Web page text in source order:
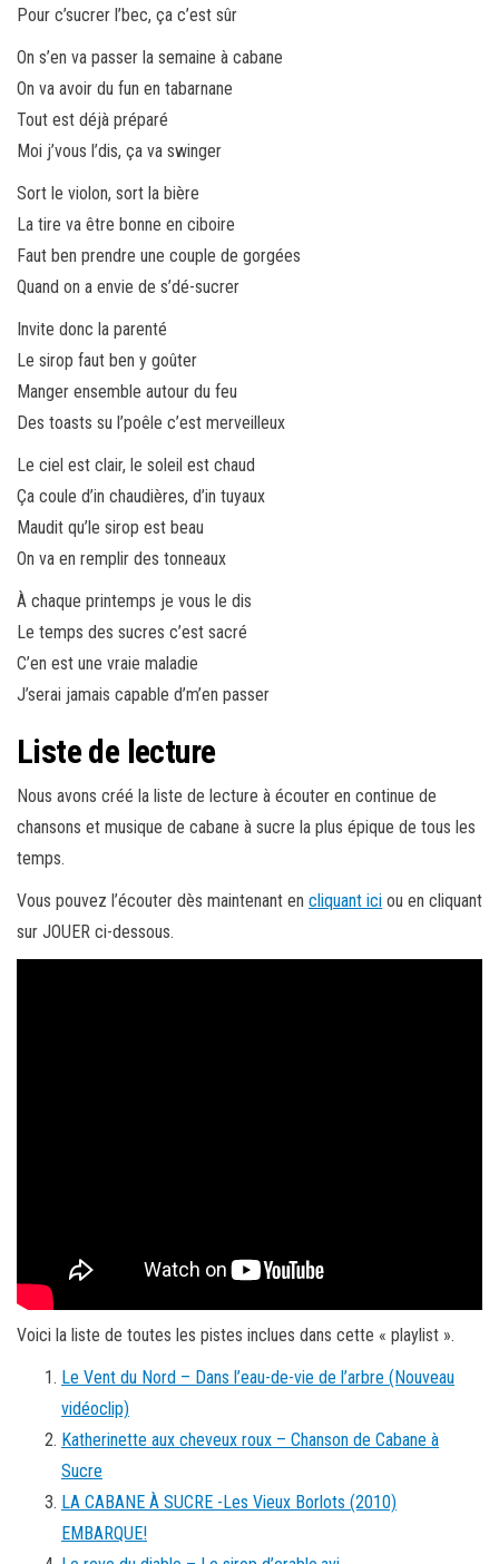
Pour c’sucrer l’bec, ça c’est sûr
On s’en va passer la semaine à cabane
On va avoir du fun en tabarnane
Tout est déjà préparé
Moi j’vous l’dis, ça va swinger
Sort le violon, sort la bière
La tire va être bonne en ciboire
Faut ben prendre une couple de gorgées
Quand on a envie de s’dé-sucrer
Invite donc la parenté
Le sirop faut ben y goûter
Manger ensemble autour du feu
Des toasts su l’poêle c’est merveilleux
Le ciel est clair, le soleil est chaud
Ça coule d’in chaudières, d’in tuyaux
Maudit qu’le sirop est beau
On va en remplir des tonneaux
À chaque printemps je vous le dis
Le temps des sucres c’est sacré
C’en est une vraie maladie
J’serai jamais capable d’m’en passer
Liste de lecture
Nous avons créé la liste de lecture à écouter en continue de
chansons et musique de cabane à sucre la plus épique de tous les
temps.
Vous pouvez l’écouter dès maintenant en cliquant ici ou en cliquant
sur JOUER ci-dessous.
Voici la liste de toutes les pistes inclues dans cette « playlist ».
Le Vent du Nord – Dans l’eau-de-vie de l’arbre (Nouveau
vidéoclip)
Katherinette aux cheveux roux – Chanson de Cabane à
Sucre
LA CABANE À SUCRE -Les Vieux Borlots (2010)
EMBARQUE!